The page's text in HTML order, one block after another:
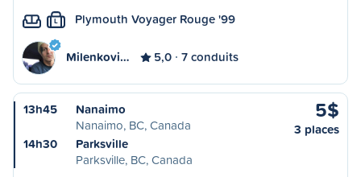
L Plymouth Voyager Rouge '99
Milenkovi… 5,0 7 conduits
13h45
Nanaimo
Nanaimo, BC, Canada
14h30
Parksville
Parksville, BC, Canada
5$
3 places